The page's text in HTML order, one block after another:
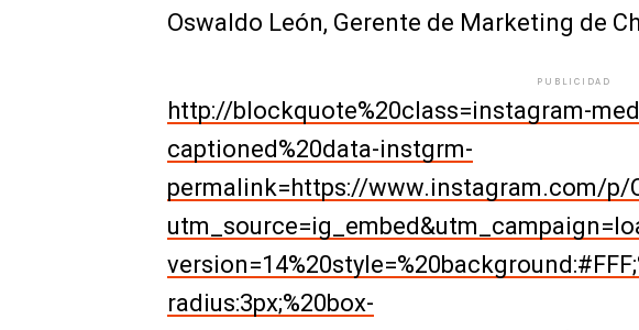
Oswaldo León, Gerente de Marketing de
PUBLICIDAD
http://blockquote%20class=instagram-
captioned%20data-instgrm-
permalink=https://www.instagram.com/p/
radius:3px;%20box-